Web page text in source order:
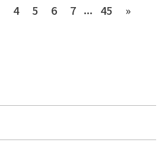
4 5 6 7 ... 45 »